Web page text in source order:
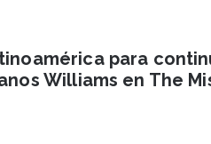
para
Williams en The